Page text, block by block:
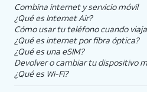
Combina internet y servicio móvil
¿Qué es Internet Air?
Cómo usar tu teléfono cuando
¿Qué es internet por fibra óptica?
¿Qué es una eSIM?
Devolver o cambiar tu dispositivo
¿Qué es Wi-Fi?